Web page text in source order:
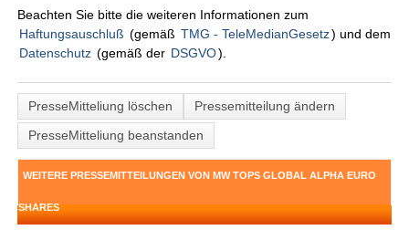
Beachten Sie bitte die weiteren Informationen zum
Haftungsauschluß (gemäß TMG - TeleMedianGesetz) und dem
Datenschutz (gemäß der DSGVO).
PresseMitteliung löschen
Pressemitteilung ändern
PresseMitteliung beanstanden
WEITERE PRESSEMITTEILUNGEN VON MW TOPS GLOBAL ALPHA EURO
SHARES